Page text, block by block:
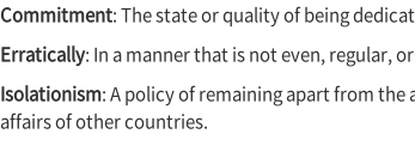
Commitment: The state or quality of being
Erratically: In a manner that is not even, regular,
Isolationism: A policy of remaining apart from
affairs of other countries.